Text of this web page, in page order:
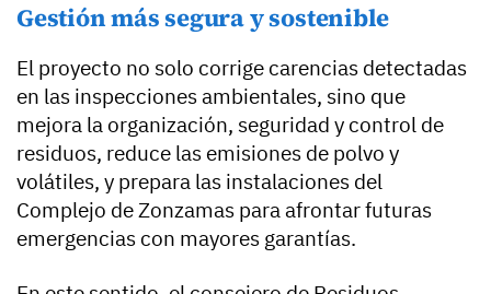
Gestión más segura y sostenible
El proyecto no solo corrige carencias detectadas
en las inspecciones ambientales, sino que
mejora la organización, seguridad y control de
residuos, reduce las emisiones de polvo y
volátiles, y prepara las instalaciones del
Complejo de Zonzamas para afrontar futuras
emergencias con mayores garantías.